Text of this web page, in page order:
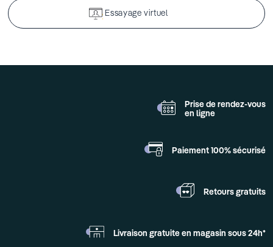
Essayage virtuel
Prise de rendez-vous
en ligne
Paiement 100% sécurisé
Retours gratuits
Livraison gratuite en magasin sous 24h*